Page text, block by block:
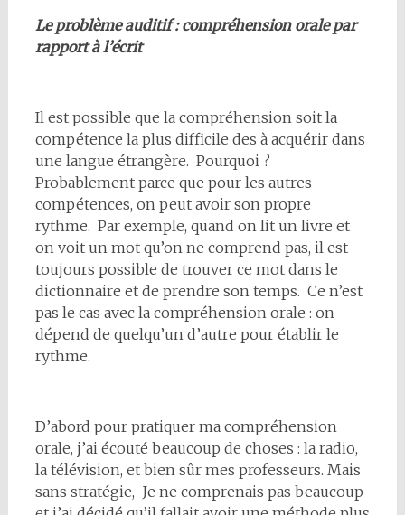
Le problème auditif : compréhension orale par
rapport à l’écrit
Il est possible que la compréhension soit la
compétence la plus difficile des à acquérir dans
une langue étrangère. Pourquoi ?
Probablement parce que pour les autres
compétences, on peut avoir son propre
rythme. Par exemple, quand on lit un livre et
on voit un mot qu’on ne comprend pas, il est
toujours possible de trouver ce mot dans le
dictionnaire et de prendre son temps. Ce n’est
pas le cas avec la compréhension orale : on
dépend de quelqu’un d’autre pour établir le
rythme.
D’abord pour pratiquer ma compréhension
orale, j’ai écouté beaucoup de choses : la radio,
la télévision, et bien sûr mes professeurs. Mais
sans stratégie, Je ne comprenais pas beaucoup